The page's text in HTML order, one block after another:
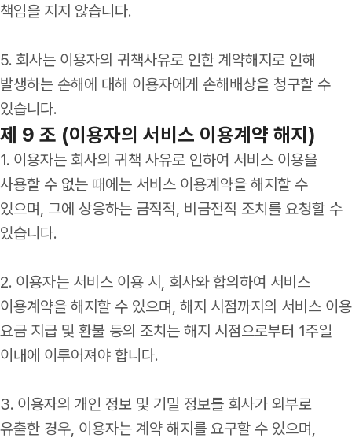
책임을 지지 않습니다.
5. 회사는 이용자의 귀책사유로 인한 계약해지로 인해
발생하는 손해에 대해 이용자에게 손해배상을 청구할 수
있습니다.
제 9 조 (이용자의 서비스 이용계약 해지)
1. 이용자는 회사의 귀책 사유로 인하여 서비스 이용을
사용할 수 없는 때에는 서비스 이용계약을 해지할 수
있으며, 그에 상응하는 금적적, 비금전적 조치를 요청할 수
있습니다.
2. 이용자는 서비스 이용 시, 회사와 합의하여 서비스
이용계약을 해지할 수 있으며, 해지 시점까지의 서비스 이용
요금 지급 및 환불 등의 조치는 해지 시점으로부터 1주일
이내에 이루어져야 합니다.
3. 이용자의 개인 정보 및 기밀 정보를 회사가 외부로
유출한 경우, 이용자는 계약 해지를 요구할 수 있으며,